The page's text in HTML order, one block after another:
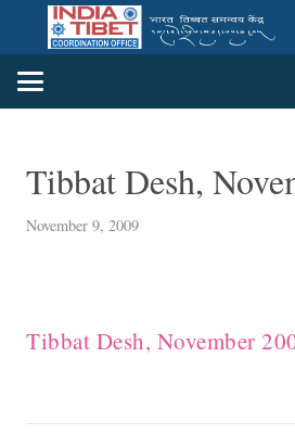
Tibbat Desh,
November 9, 2009
Tibbat Desh, November